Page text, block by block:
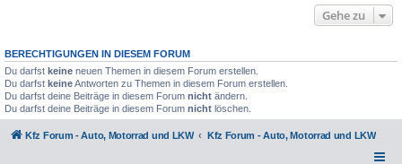
Gehe zu
BERECHTIGUNGEN IN DIESEM FORUM
Du darfst keine neuen Themen in diesem Forum erstellen.
Du darfst keineAntworten zu Themen in diesem Forum erstellen.
Du darfst deine Beiträge in diesem Forum nicht ändern.
Du darfst deine Beiträge in diesem Forum nicht löschen.
Kfz Forum - Auto, Motorrad und LKW Kfz Forum - Auto, Motorrad und LKW